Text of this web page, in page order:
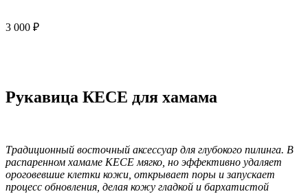
3 000 ₽
Рукавица КЕСЕ для хамама
Традиционный восточный аксессуар для глубокого пилинга. В
распаренном хамаме КЕСЕ мягко, но эффективно удаляет
ороговевшие клетки кожи, открывает поры и запускает
процесс обновления, делая кожу гладкой и бархатистой